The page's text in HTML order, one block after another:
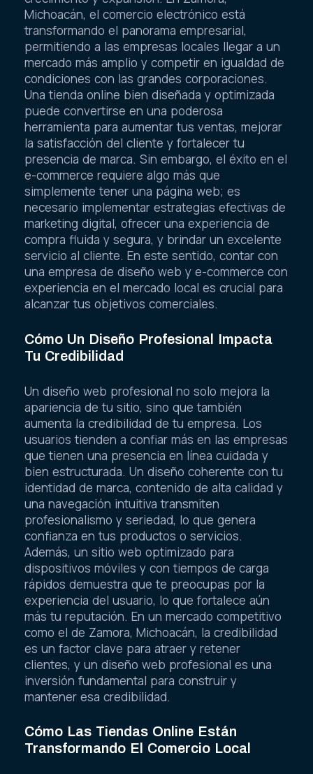
Michoacán, el comercio electrónico está
transformando el panorama empresarial,
permitiendo a las empresas locales llegar a un
mercado más amplio y competir en igualdad de
condiciones con las grandes corporaciones.
Una tienda online bien diseñada y optimizada
puede convertirse en una poderosa
herramienta para aumentar tus ventas, mejorar
la satisfacción del cliente y fortalecer tu
presencia de marca. Sin embargo, el éxito en el
e-commerce requiere algo más que
simplemente tener una página web; es
necesario implementar estrategias efectivas de
marketing digital, ofrecer una experiencia de
compra fluida y segura, y brindar un excelente
servicio al cliente. En este sentido, contar con
una empresa de diseño web y e-commerce con
experiencia en el mercado local es crucial para
alcanzar tus objetivos comerciales.
Cómo Un Diseño Profesional Impacta
Tu Credibilidad
Un diseño web profesional no solo mejora la
apariencia de tu sitio, sino que también
aumenta la credibilidad de tu empresa. Los
usuarios tienden a confiar más en las empresas
que tienen una presencia en línea cuidada y
bien estructurada. Un diseño coherente con tu
identidad de marca, contenido de alta calidad y
una navegación intuitiva transmiten
profesionalismo y seriedad, lo que genera
confianza en tus productos o servicios.
Además, un sitio web optimizado para
dispositivos móviles y con tiempos de carga
rápidos demuestra que te preocupas por la
experiencia del usuario, lo que fortalece aún
más tu reputación. En un mercado competitivo
como el de Zamora, Michoacán, la credibilidad
es un factor clave para atraer y retener
clientes, y un diseño web profesional es una
inversión fundamental para construir y
mantener esa credibilidad.
Cómo Las Tiendas Online Están
Transformando El Comercio Local